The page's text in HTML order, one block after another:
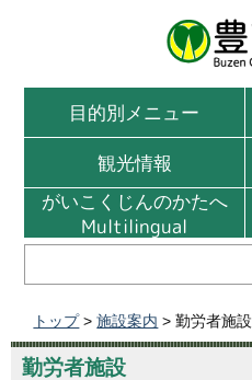
目的別メニュー
観光情報
がいこくじんのかたへ
Multilingual
トップ >施設案内 > 勤労者施設
勤労者施設